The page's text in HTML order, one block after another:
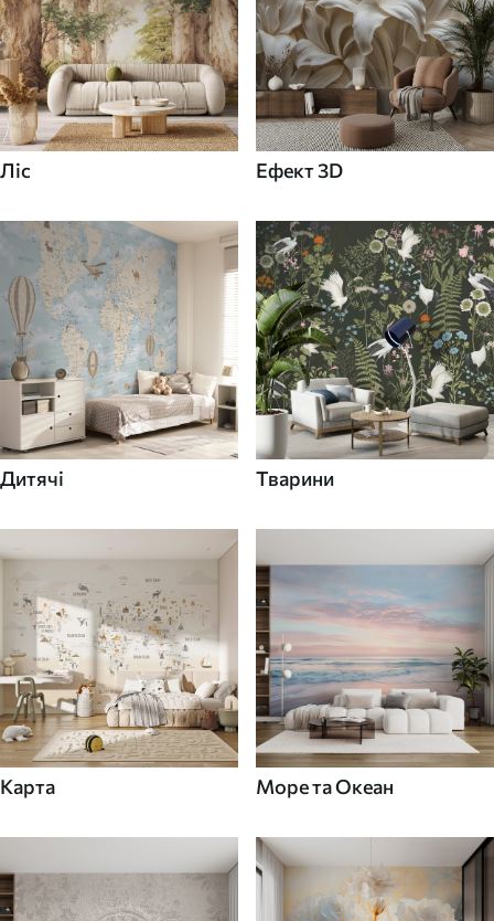
Ліс Ефект 3D
Дитячі Тварини
Карта Море та Океан